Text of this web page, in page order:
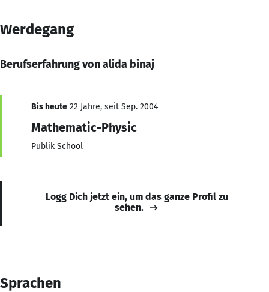
Werdegang
Berufserfahrung von alida binaj
Bis heute 22 Jahre, seit Sep. 2004
Mathematic-Physic
Publik School
Logg Dich jetzt ein, um das ganze Profil zu
sehen.
Sprachen